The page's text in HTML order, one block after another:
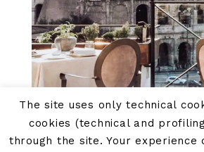
The site uses only technical
cookies (technical and
through the site. Your